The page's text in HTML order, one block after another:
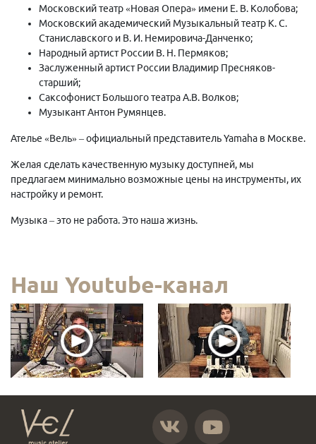
Московский театр «Новая Опера» имени Е. В. Колобова;
Московский академический Музыкальный театр К. С.
Станиславского и В. И. Немировича-Данченко;
Народный артист России В. Н. Пермяков;
Заслуженный артист России Владимир Пресняков-
старший;
Саксофонист Большого театра А.В. Волков;
Музыкант Антон Румянцев.
Ателье «Вель» – официальный представитель Yamaha в Москве.
Желая сделать качественную музыку доступней, мы
предлагаем минимально возможные цены на инструменты, их
настройку и ремонт.
Музыка – это не работа. Это наша жизнь.
Наш Youtube-канал